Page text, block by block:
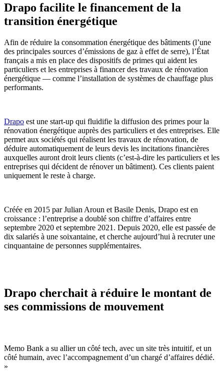
Drapo facilite le financement de la
transition énergétique
Afin de réduire la consommation énergétique des bâtiments (l’une
des principales sources d’émissions de gaz à effet de serre), l’État
français a mis en place des dispositifs de primes qui aident les
particuliers et les entreprises à financer des travaux de rénovation
énergétique — comme l’installation de systèmes de chauffage plus
performants.
Drapo est une start-up qui fluidifie la diffusion des primes pour la
rénovation énergétique auprès des particuliers et des entreprises. Elle
permet aux sociétés qui réalisent les travaux de rénovation, de
déduire automatiquement de leurs devis les incitations financières
auxquelles auront droit leurs clients (c’est-à-dire les particuliers et les
entreprises qui décident de rénover un bâtiment). Ces clients paient
uniquement le reste à charge.
Créée en 2015 par Julian Aroun et Basile Denis, Drapo est en
croissance : l’entreprise a doublé son chiffre d’affaires entre
septembre 2020 et septembre 2021. Depuis 2020, elle est passée de
dix salariés à une soixantaine, et cherche aujourd’hui à recruter une
cinquantaine de personnes supplémentaires.
Drapo cherchait à réduire le montant de
ses commissions de mouvement
Memo Bank a su allier un côté tech, avec un site très intuitif, et un
côté humain, avec l’accompagnement d’un chargé d’affaires dédié.
»